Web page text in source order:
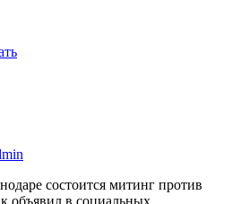
состоится митинг против